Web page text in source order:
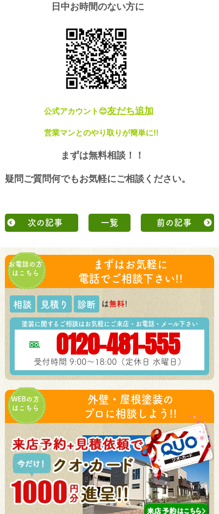
日中お時間のない方に
公式アカウント😊友だち追加
営業マンとのやり取りが簡単に!!
まずは無料相談！！
疑問ご質問何でもお気軽にご相談ください。
次の記事 一覧 前の記事
お電話の方
はこちら
まずはお気軽に
電話でご相談下さい!!
相談 見積り 診断 は無料!
塗装に関するご相談はお気軽にご来店・お電話・メール下さい
0120-481-555
受付時間 9:00～18:00（定休日 水曜日）
WEBの方
はこちら
外壁・屋根塗装の
プロに相談しよう!!